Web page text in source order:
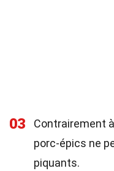
03
Contrairement
porc-épics ne
piquants.